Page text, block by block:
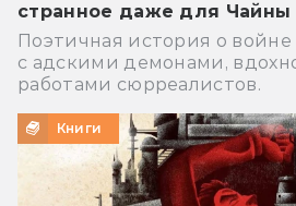
странное даже для
Поэтичная история о
с адскими демонами,
работами сюрреалистов.
Книги